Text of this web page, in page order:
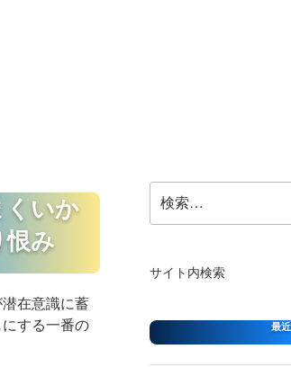
くいか
恨み
在意識に蓄
する一番の
索:
サイト内検索
最